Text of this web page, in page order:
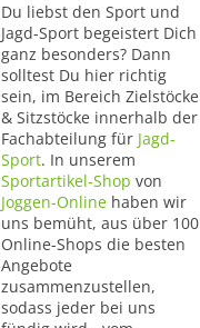
Du liebst den Sport und
Jagd-Sport begeistert Dich
ganz besonders? Dann
solltest Du hier richtig
sein, im Bereich Zielstöcke
& Sitzstöcke innerhalb der
Fachabteilung für Jagd-
Sport. In unserem
Sportartikel-Shop von
Joggen-Online haben wir
uns bemüht, aus über 100
Online-Shops die besten
Angebote
zusammenzustellen,
sodass jeder bei uns